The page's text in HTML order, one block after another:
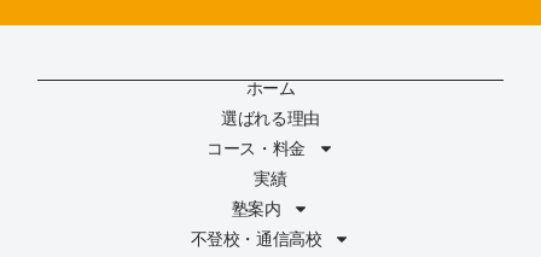
ホーム
選ばれる理由
コース・料金
実績
塾案内
不登校・通信高校